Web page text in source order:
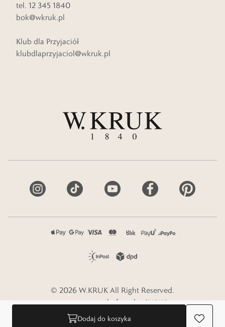
Dodaj do koszyka
tel. 12 345 1840
bok@wkruk.pl
Klub dla Przyjaciół
klubdlaprzyjaciol@wkruk.pl
© 2026 W.KRUK All Right Reserved.
e-commerce platform by